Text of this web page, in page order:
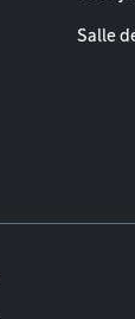
Salle